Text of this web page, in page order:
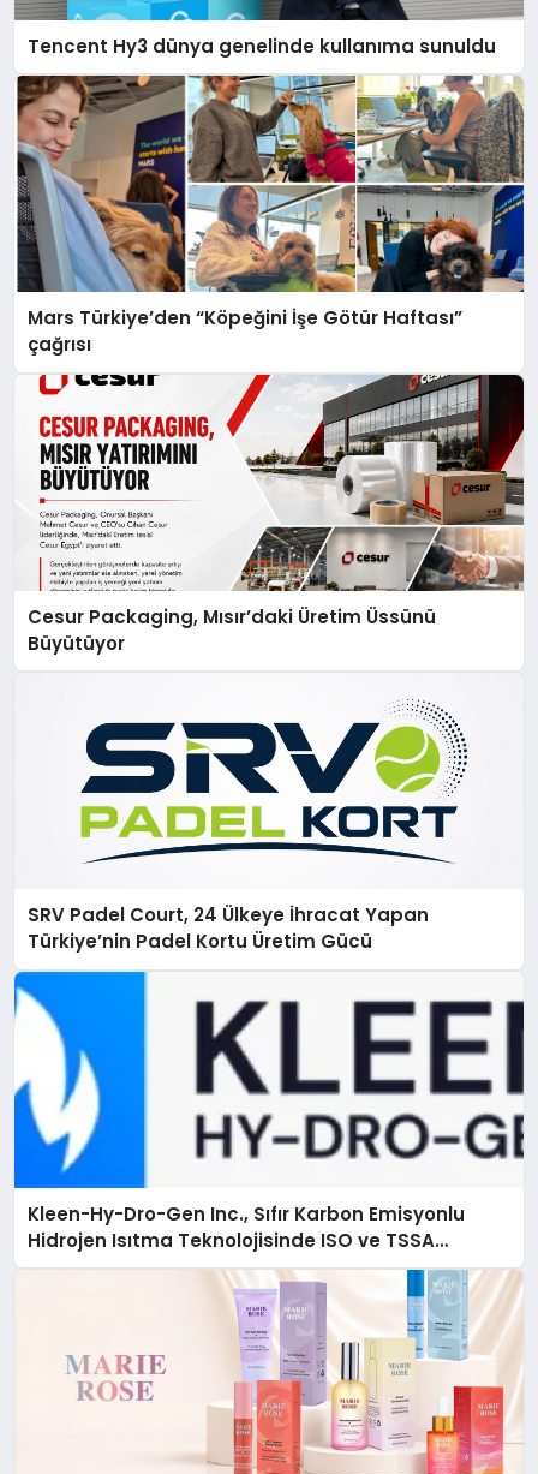
Tencent Hy3 dünya genelinde kullanıma sunuldu
Mars Türkiye’den “Köpeğini İşe Götür Haftası”
çağrısı
Cesur Packaging, Mısır’daki Üretim Üssünü
Büyütüyor
SRV Padel Court, 24 Ülkeye İhracat Yapan
Türkiye’nin Padel Kortu Üretim Gücü
Kleen-Hy-Dro-Gen Inc., Sıfır Karbon Emisyonlu
Hidrojen Isıtma Teknolojisinde ISO ve TSSA
Düzenleyici Onaylarını Aldı